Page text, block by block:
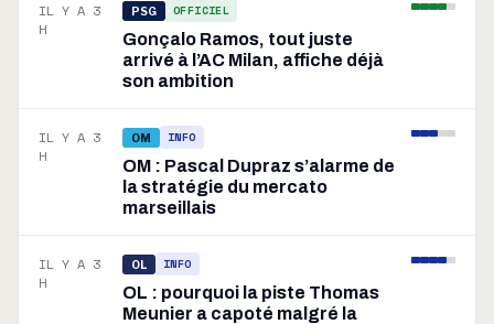
IL Y A 3
H
PSG OFFICIEL
Gonçalo Ramos, tout juste
arrivé à l’AC Milan, affiche déjà
son ambition
IL Y A 3
H
OM INFO
OM : Pascal Dupraz s’alarme de
la stratégie du mercato
marseillais
IL Y A 3
H
OL INFO
OL : pourquoi la piste Thomas
Meunier a capoté malgré la